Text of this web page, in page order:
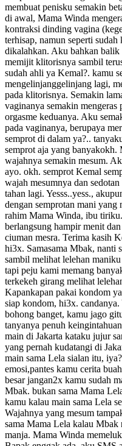
membuat penisku semakin
di awal, Mama Winda
kontraksi dinding vagina
terhisap, namun seperti
dikalahkan. Aku bahkan balik
memijit klitorisnya sambil
sudah ahli ya Kemal?. kamu
mengelinjanggelinjang lagi,
pada klitorisnya. Semakin
vaginanya semakin mengeras
orgasme keduanya. Aku
pada vaginanya, berupaya
semprot di dalam ya?..
semprot aja yang banyakokh.
wajahnya semakin mesum.
ayo. okh. semprot Kemal
wajah mesumnya dan
tahan lagi. Yesss..yess.,
dengan semprotan mani
rahim Mama Winda, ibu
berlangsung hampir menit
ciuman mesra. Terima kasih
hi3x. Samasama Mbak, nanti
sambil melihat lelehan
tapi peju kami memang
terkekeh girang melihat
Kapankapan pakai kondom
siap kondom, hi3x.
bohong banget, kamu jago
tanyanya penuh
main di Jakarta kataku jujur
yang pernah kudatangi di
main sama Lela sialan itu,
emosi,pantes kamu cerita
besar jangan2x kamu sudah
Mbak. bukan sama Mama
kamu kalau main sama Lela
Wajahnya yang mesum
sama Mama Lela kalau Mbak
manja. Mama Winda